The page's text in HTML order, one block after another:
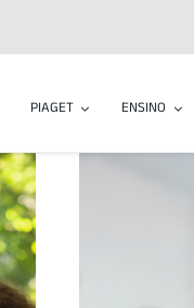
PIAGET ENSINO